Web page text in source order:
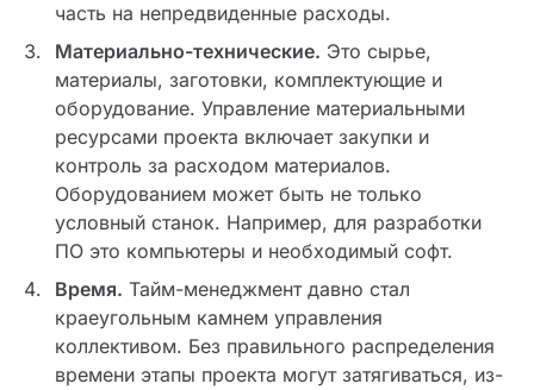
часть на непредвиденные расходы.
Материально-технические. Это сырье,
материалы, заготовки, комплектующие и
оборудование. Управление материальными
ресурсами проекта включает закупки и
контроль за расходом материалов.
Оборудованием может быть не только
условный станок. Например, для разработки
ПО это компьютеры и необходимый софт.
Время. Тайм-менеджмент давно стал
краеугольным камнем управления
коллективом. Без правильного распределения
времени этапы проекта могут затягиваться, из-